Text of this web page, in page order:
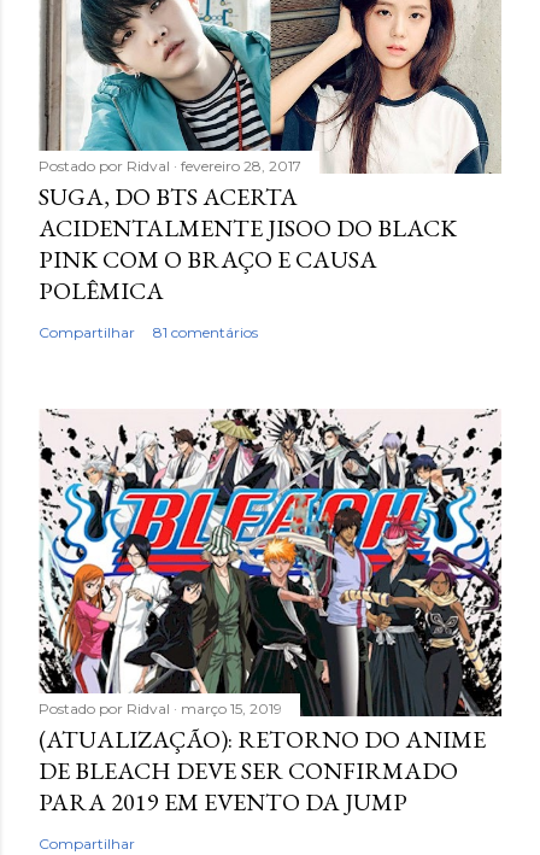
Postado por Ridval fevereiro 28, 2017
SUGA, DO BTS ACERTA
ACIDENTALMENTE JISOO DO BLACK
PINK COM O BRAÇO E CAUSA
POLÊMICA
Compartilhar 81 comentários
Postado por Ridval março 15, 2019
(ATUALIZAÇÃO): RETORNO DO ANIME
DE BLEACH DEVE SER CONFIRMADO
PARA 2019 EM EVENTO DA JUMP
Compartilhar